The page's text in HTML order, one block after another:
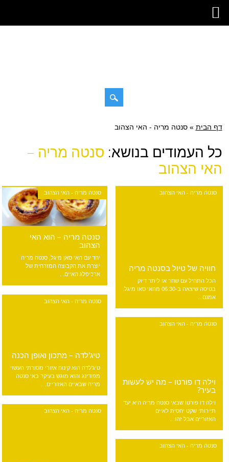
תפריט ראשי
דילוג
דף הבית »סנטה מריה - האי הצהוב
כל העמודים בנושא: סנטה מריה –
האי הצהוב
סנטה מריה - האי הצהוב
סנטה מריה – הוא האי
הצהוב
יחד עם האי סאן מיגל, סנטה מריה
יוצרת את הקבוצה המזרחית של
ארכיפלג האיים...
סנטה מריה - האי הצהוב
חוויה של טיול בסנטה מריה
הכל התחיל עם שחר או ליתר דיוק
בטיסה שיצאה ב-06:30 מהאי סאו מיגל.
אמנם...
סנטה מריה - האי הצהוב
טיג'לדה – מתכון ואופן הכנה
טיג'לדה הוא קינוח אזורי מסורתי העשוי
מפודינג והוא מוגש בעיקר באי סנטה
מריה שבאיים האזוריים....
סנטה מריה - האי הצהוב
וילה דו פורטו – מה יש לעשות
בעיר?
וילה דו פורטו שבאי סנטה מריה היא יעד
תיירותי שקט יחסית לאיים
האזוריים אבל זהו...
סנטה מריה - האי הצהוב
סנטה מריה - האי הצהוב